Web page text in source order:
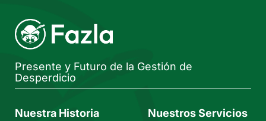
Presente y Futuro de la Gestión de
Desperdicio
Nuestra Historia Nuestros Servicios